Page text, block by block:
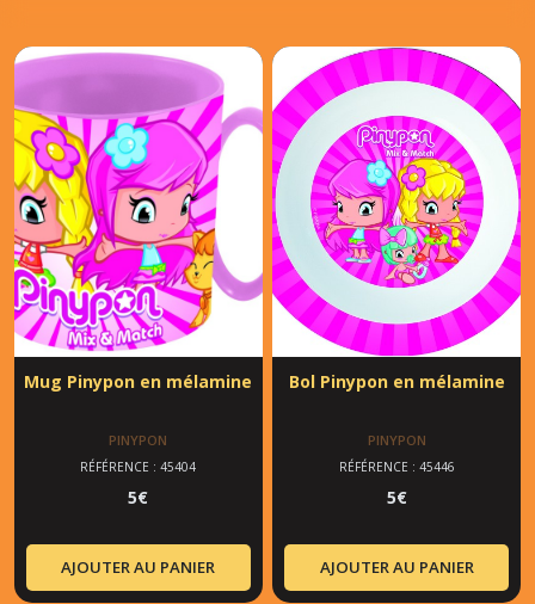
Mug Pinypon en mélamine
PINYPON
RÉFÉRENCE : 45404
5€
AJOUTER AU PANIER
Bol Pinypon en mélamine
PINYPON
RÉFÉRENCE : 45446
5€
AJOUTER AU PANIER